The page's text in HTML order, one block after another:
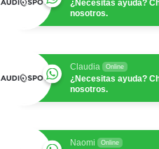
¿Necesitas ayuda?
nosotros.
Claudia Online
¿Necesitas ayuda?
nosotros.
Naomi Online